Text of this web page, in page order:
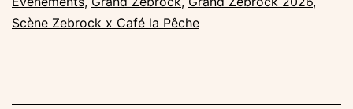
Scène Zebrock x Café la Pêche